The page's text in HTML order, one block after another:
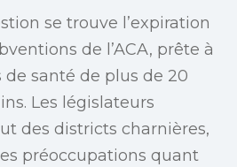
se trouve l’expiration
de l’ACA, prête à
santé de plus de 20
Les législateurs
des districts charnières,
préoccupations quant